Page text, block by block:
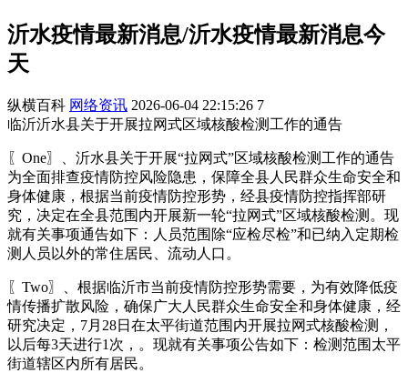
沂水疫情最新消息/沂水疫情最新消息今
天
纵横百科 网络资讯 2026-06-04 22:15:26 7
临沂沂水县关于开展拉网式区域核酸检测工作的通告
〖One〗、沂水县关于开展“拉网式”区域核酸检测工作的通告
为全面排查疫情防控风险隐患，保障全县人民群众生命安全和
身体健康，根据当前疫情防控形势，经县疫情防控指挥部研
究，决定在全县范围内开展新一轮“拉网式”区域核酸检测。现
就有关事项通告如下：人员范围除“应检尽检”和已纳入定期检
测人员以外的常住居民、流动人口。
〖Two〗、根据临沂市当前疫情防控形势需要，为有效降低疫
情传播扩散风险，确保广大人民群众生命安全和身体健康，经
研究决定，7月28日在太平街道范围内开展拉网式核酸检测，
以后每3天进行1次，。现就有关事项公告如下：检测范围太平
街道辖区内所有居民。